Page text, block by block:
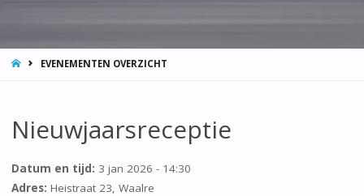
HOMEEVENEMENTEN OVERZICHT
Nieuwjaarsreceptie
Datum en tijd: 3 jan 2026 - 14:30
Adres: Heistraat 23, Waalre